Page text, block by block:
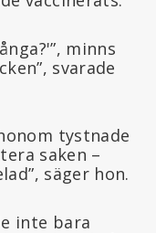
minns
svarade
tystnade
saken –
säger hon.
inte bara